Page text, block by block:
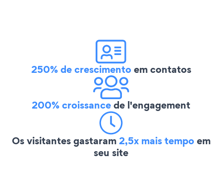
250% de crescimentoem contatos
200% croissancede l'engagement
Os visitantes gastaram2,5x mais tempoem
seu site